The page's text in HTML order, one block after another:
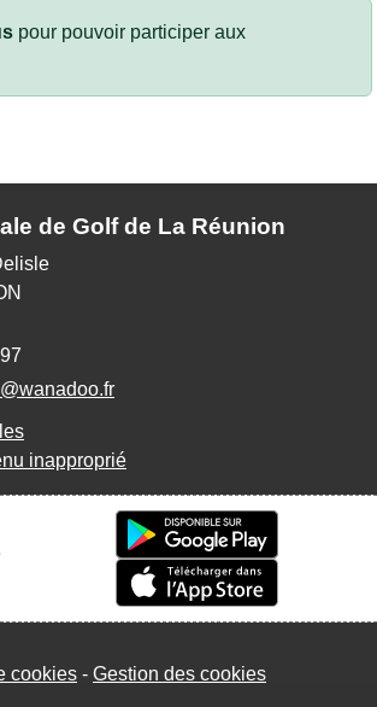
pour pouvoir participer aux
de Golf de La Réunion
inapproprié
cookies Gestion des cookies